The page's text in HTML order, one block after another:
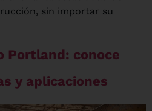
sin importar su
Portland: conoce
y aplicaciones